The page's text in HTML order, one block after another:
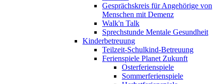
Gesprächskreis für Angehörige von
Menschen mit Demenz
Walk'n Talk
Sprechstunde Mentale Gesundheit
Kinderbetreuung
Teilzeit-Schulkind-Betreuung
Ferienspiele Planet Zukunft
Osterferienspiele
Sommerferienspiele